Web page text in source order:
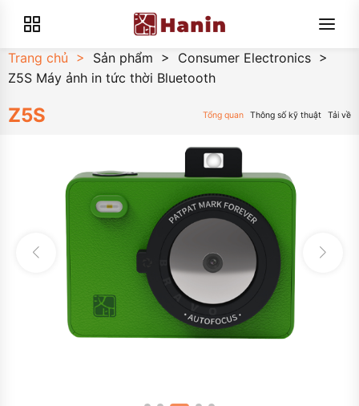
Trang chủ > Sản phẩm > Consumer Electronics >
Z5S Máy ảnh in tức thời Bluetooth
Z5S Tổng quan Thông số kỹ thuật Tải về